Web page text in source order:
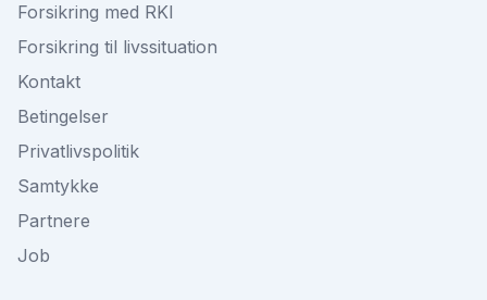
Forsikring med RKI
Forsikring til livssituation
Kontakt
Betingelser
Privatlivspolitik
Samtykke
Partnere
Job